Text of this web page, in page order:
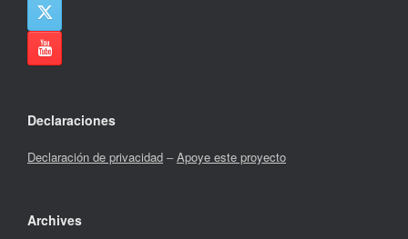
Declaraciones
Declaración de privacidad –Apoye este proyecto
Archives